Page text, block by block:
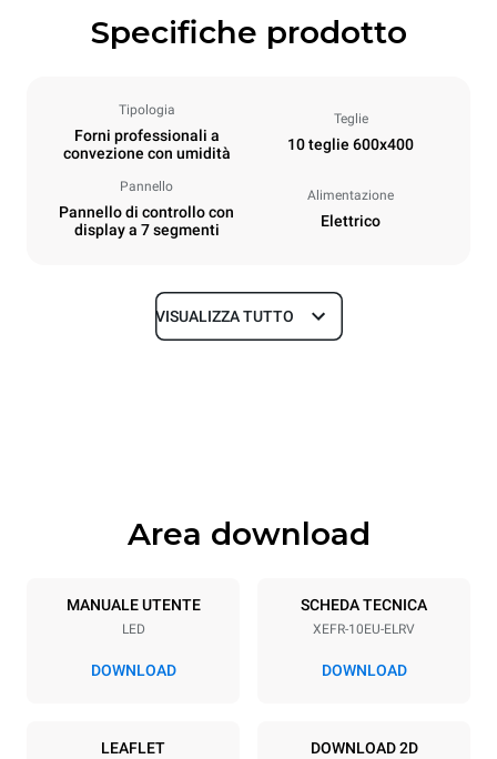
Specifiche prodotto
Tipologia
Forni professionali a
convezione con umidità
Teglie
10 teglie 600x400
Pannello
Pannello di controllo con
display a 7 segmenti
Alimentazione
Elettrico
Dimensioni
Specifiche teglia
10 600x400
Passo teglie
VISUALIZZA TUTTO
Area download
MANUALE UTENTE
LED
DOWNLOAD
SCHEDA TECNICA
XEFR-10EU-ELRV
DOWNLOAD
LEAFLET DOWNLOAD 2D